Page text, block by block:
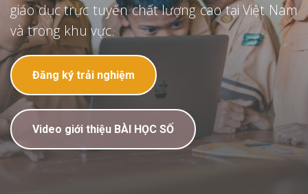
giáo dục trực tuyến chất lượng cao tại Việt Nam
và trong khu vực.
Đăng ký trải nghiệm
Video giới thiệu BÀI HỌC SỐ